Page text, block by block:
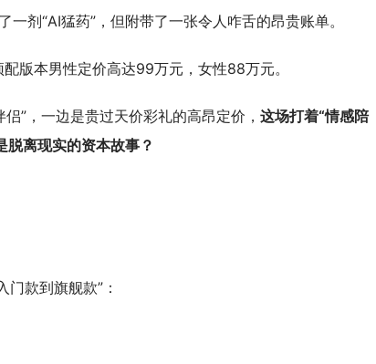
剂“AI猛药”，但附带了一张令人咋舌的昂贵账单。
版本男性定价高达99万元，女性88万元。
”，一边是贵过天价彩礼的高昂定价， 这场打着“情感陪
脱离现实的资本故事？
款到旗舰款”：